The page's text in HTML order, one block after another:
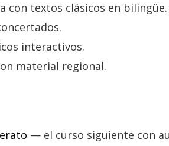
textos clásicos en bilingüe.
interactivos.
material regional.
— el curso siguiente con